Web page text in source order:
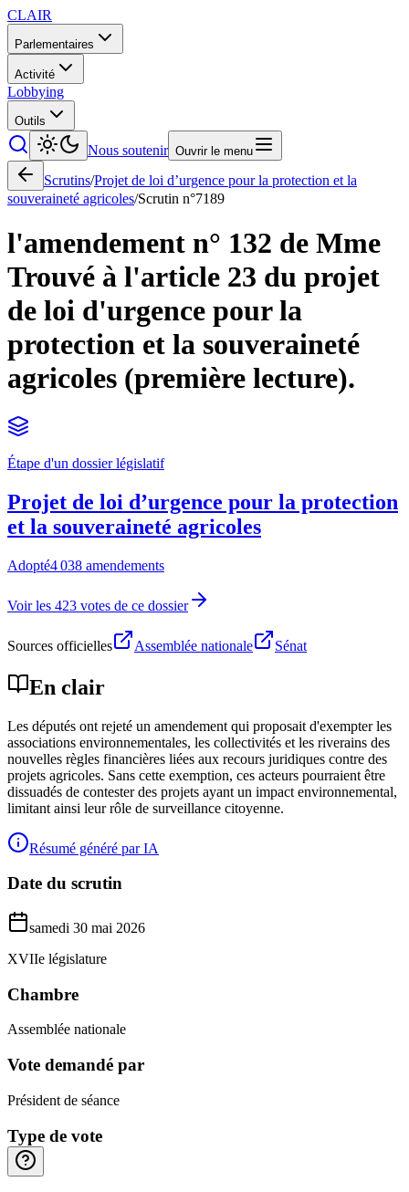
CLAIR
Parlementaires
Activité
Lobbying
Outils
Nous soutenir Ouvrir le menu
Scrutins/Projet de loi d’urgence pour la protection et la
souveraineté agricoles/Scrutin n°7189
l'amendement n° 132 de Mme
Trouvé à l'article 23 du projet
de loi d'urgence pour la
protection et la souveraineté
agricoles (première lecture).
Étape d'un dossier législatif
Projet de loi d’urgence pour la protection
et la souveraineté agricoles
Adopté4 038 amendements
Voir les 423 votes de ce dossier
Sources officielles Assemblée nationale Sénat
En clair
Les députés ont rejeté un amendement qui proposait d'exempter les
associations environnementales, les collectivités et les riverains des
nouvelles règles financières liées aux recours juridiques contre des
projets agricoles. Sans cette exemption, ces acteurs pourraient être
dissuadés de contester des projets ayant un impact environnemental,
limitant ainsi leur rôle de surveillance citoyenne.
Résumé généré par IA
Date du scrutin
samedi 30 mai 2026
XVIIe législature
Chambre
Assemblée nationale
Vote demandé par
Président de séance
Type de vote